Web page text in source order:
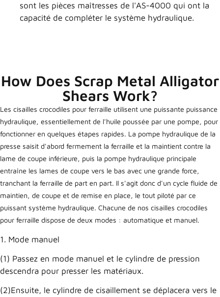
sont les pièces maîtresses de l'AS-4000 qui ont la
capacité de compléter le système hydraulique.
How Does Scrap Metal Alligator
Shears Work?
Les cisailles crocodiles pour ferraille utilisent une puissante puissance
hydraulique, essentiellement de l'huile poussée par une pompe, pour
fonctionner en quelques étapes rapides. La pompe hydraulique de la
presse saisit d'abord fermement la ferraille et la maintient contre la
lame de coupe inférieure, puis la pompe hydraulique principale
entraîne les lames de coupe vers le bas avec une grande force,
tranchant la ferraille de part en part. Il s'agit donc d'un cycle fluide de
maintien, de coupe et de remise en place, le tout piloté par ce
puissant système hydraulique. Chacune de nos cisailles crocodiles
pour ferraille dispose de deux modes : automatique et manuel.
1. Mode manuel
(1) Passez en mode manuel et le cylindre de pression
descendra pour presser les matériaux.
(2)Ensuite, le cylindre de cisaillement se déplacera vers le